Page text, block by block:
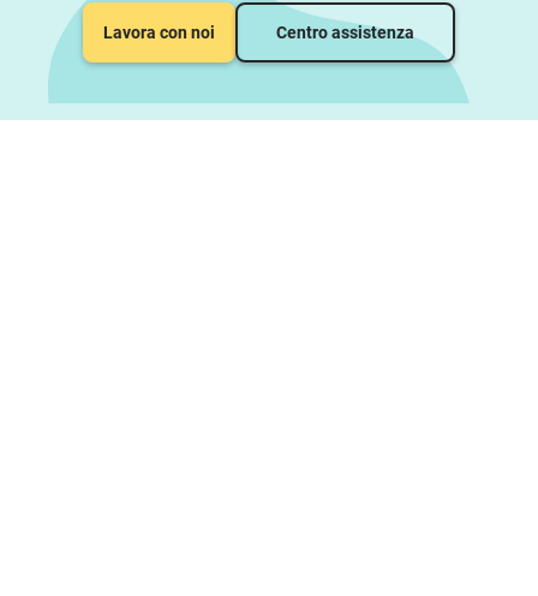
Lavora con noi Centro assistenza